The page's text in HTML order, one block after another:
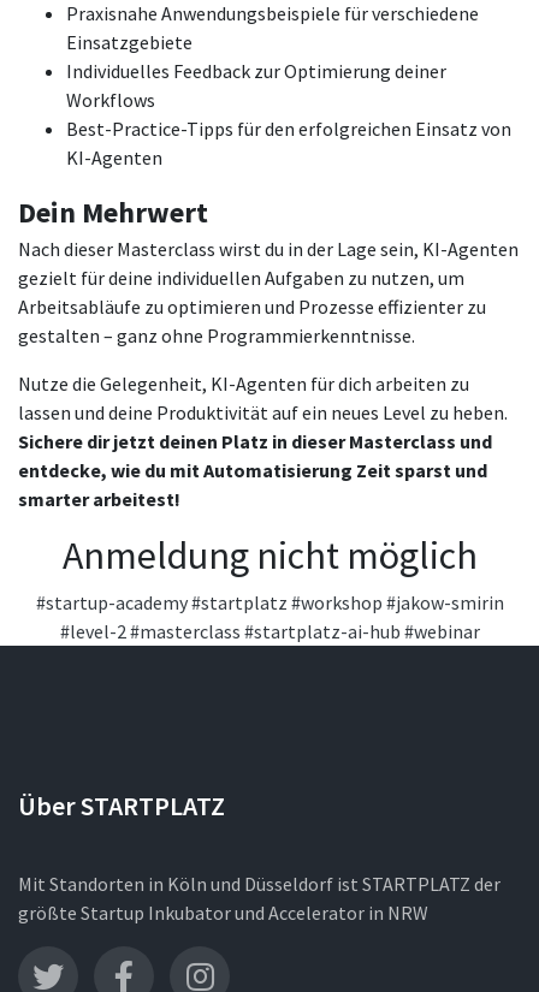
Praxisnahe Anwendungsbeispiele für verschiedene
Einsatzgebiete
Individuelles Feedback zur Optimierung deiner
Workflows
Best-Practice-Tipps für den erfolgreichen Einsatz von
KI-Agenten
Dein Mehrwert
Nach dieser Masterclass wirst du in der Lage sein, KI-Agenten
gezielt für deine individuellen Aufgaben zu nutzen, um
Arbeitsabläufe zu optimieren und Prozesse effizienter zu
gestalten – ganz ohne Programmierkenntnisse.
Nutze die Gelegenheit, KI-Agenten für dich arbeiten zu
lassen und deine Produktivität auf ein neues Level zu heben.
Sichere dir jetzt deinen Platz in dieser Masterclass und
entdecke, wie du mit Automatisierung Zeit sparst und
smarter arbeitest!
Anmeldung nicht möglich
#startup-academy#startplatz #workshop #jakow-smirin
#level-2#masterclass #startplatz-ai-hub #webinar
Über STARTPLATZ
Mit Standorten in Köln und Düsseldorf ist STARTPLATZ der
größte Startup Inkubator und Accelerator in NRW